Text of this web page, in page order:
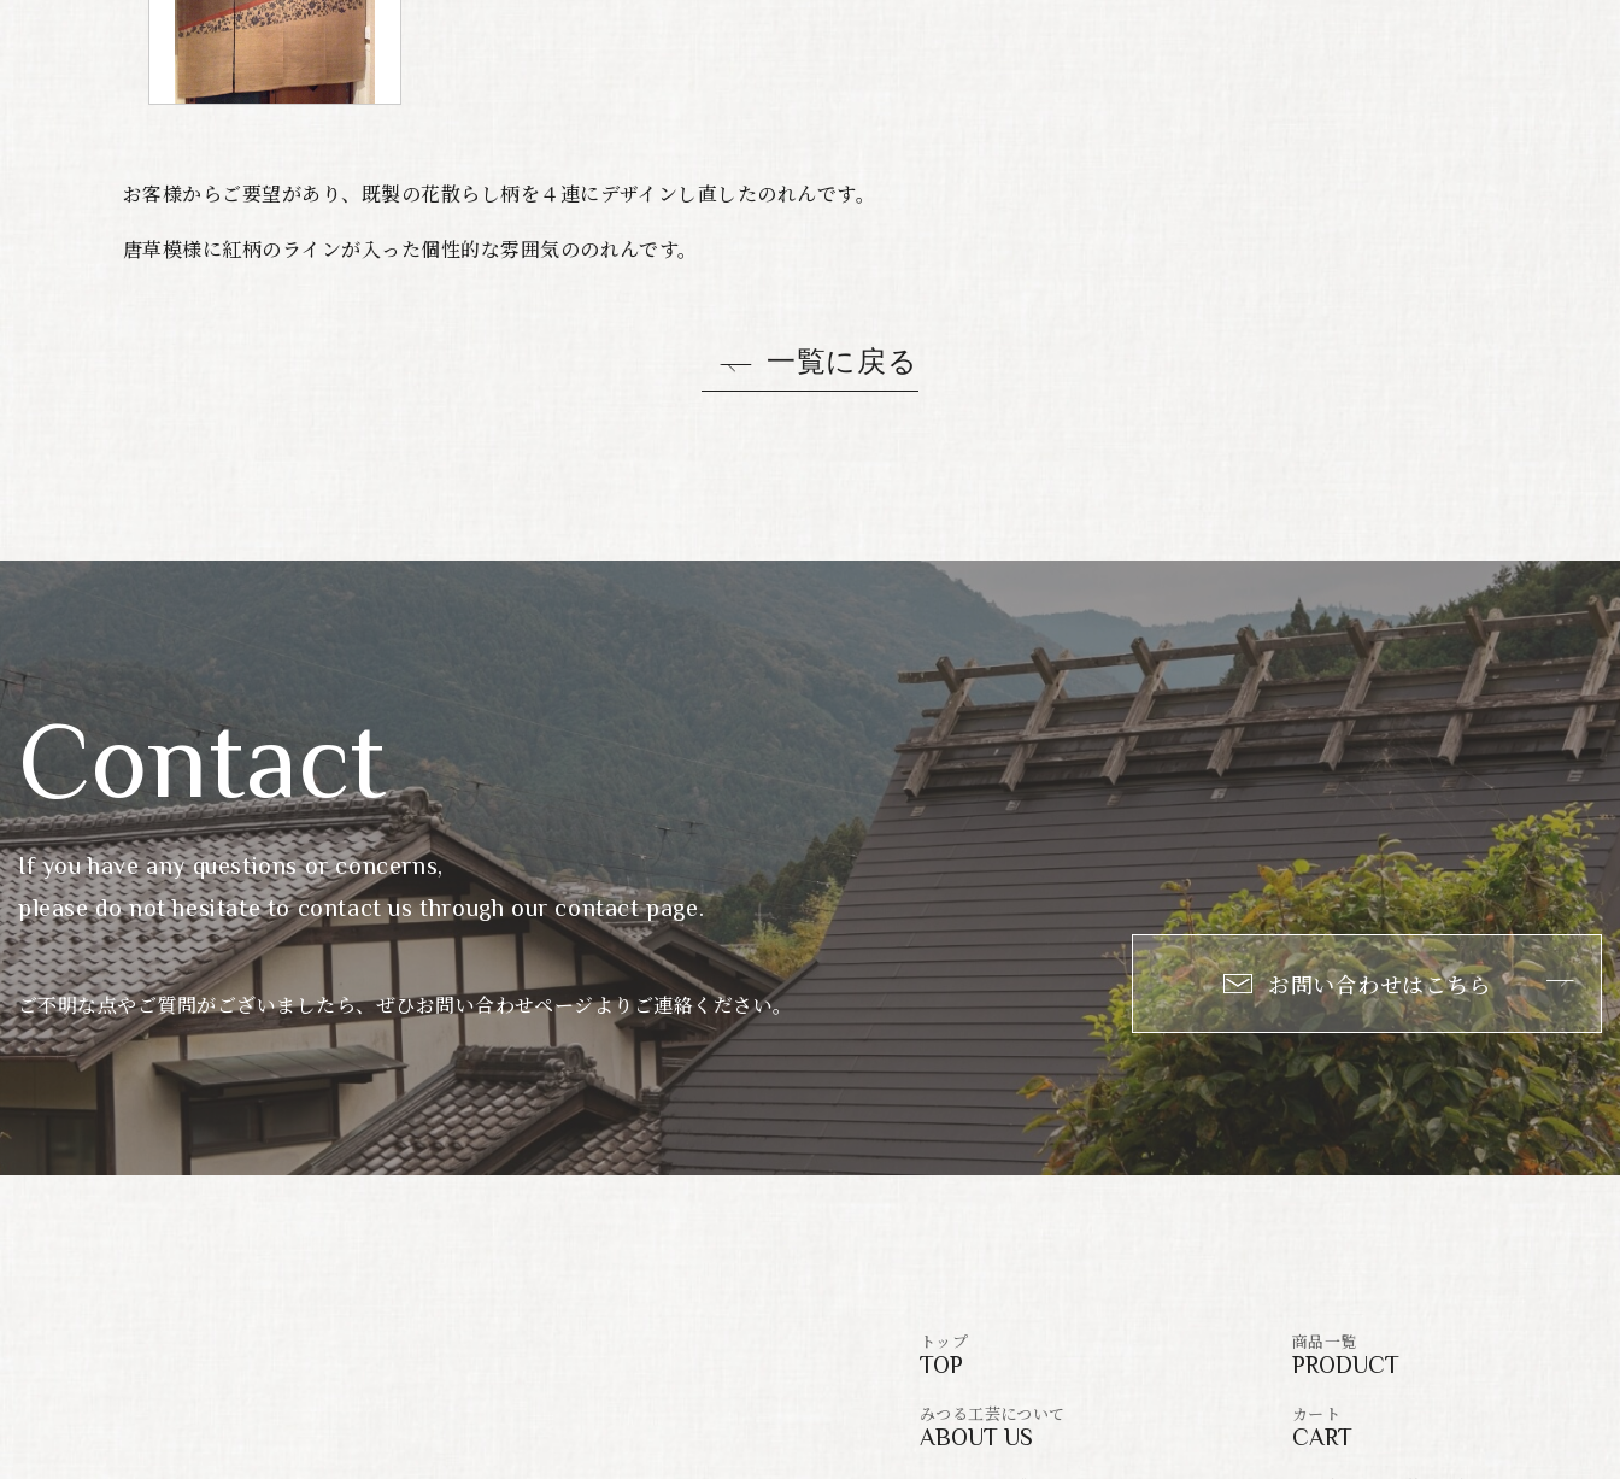
お客様からご要望があり、既製の花散らし柄を４連にデザインし直したのれんです。
唐草模様に紅柄のラインが入った個性的な雰囲気ののれんです。
一覧に戻る
Contact
If you have any questions or concerns,
please do not hesitate to contact us through our contact page.
ご不明な点やご質問がございましたら、ぜひお問い合わせページよりご連絡ください。
お問い合わせはこちら
トップ
TOP
みつる工芸について
ABOUT US
商品一覧
PRODUCT
カート
CART